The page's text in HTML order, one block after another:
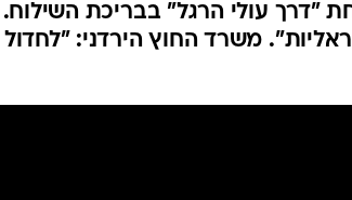
"דרך עולי הרגל" בבריכת
משרד החוץ הירדני: "לחדול